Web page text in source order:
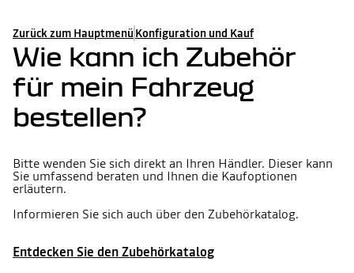
Zurück zum Hauptmenü Konfiguration und Kauf
Wie kann ich Zubehör
für mein Fahrzeug
bestellen?
Bitte wenden Sie sich direkt an Ihren Händler. Dieser kann
Sie umfassend beraten und Ihnen die Kaufoptionen
erläutern.
Informieren Sie sich auch über den Zubehörkatalog.
Entdecken Sie den Zubehörkatalog